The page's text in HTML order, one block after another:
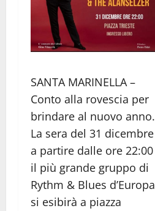
SANTA MARINELLA –
Conto alla rovescia per
brindare al nuovo anno.
La sera del 31 dicembre
a partire dalle ore 22:00
il più grande gruppo di
Rythm & Blues d’Europa
si esibirà a piazza